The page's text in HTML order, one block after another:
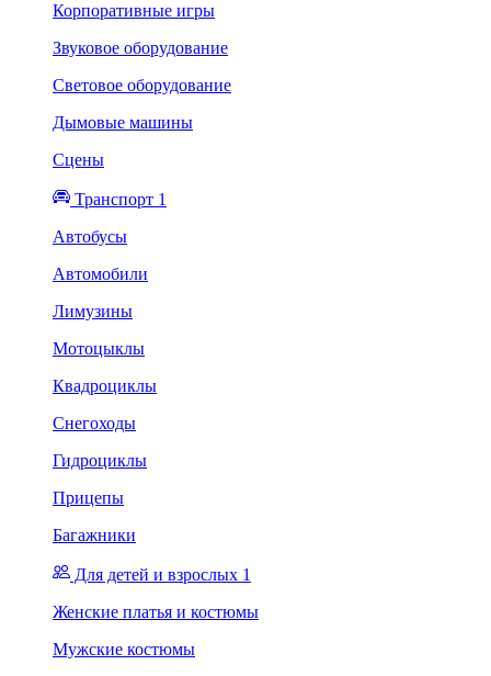
Корпоративные игры
Звуковое оборудование
Световое оборудование
Дымовые машины
Сцены
Транспорт 1
Автобусы
Автомобили
Лимузины
Мотоцыклы
Квадроциклы
Снегоходы
Гидроциклы
Прицепы
Багажники
Для детей и взрослых 1
Женские платья и костюмы
Мужские костюмы